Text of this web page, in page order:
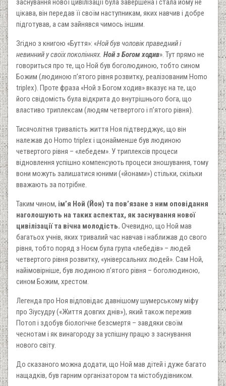
цікава, він передав її своїм наступникам, яких навчив і добре
підготував, а сам зайнявся чимось іншим.
Згідно з книгою «Буття»: «Ной був чоловік праведний і
невинний у своїх поколіннях. Ной з Богом ходив». Тут прямо не
говориться про те, що Ной був боголюдиною, тобто сином
Божим (людиною п’ятого рівня розвитку, реалізованим Homo
triplex). Проте фраза «Ной з Богом ходив» вказує на те, що
його свідомість була відкрита до внутрішнього бога, що
властиво триплексам (людям четвертого і п’ятого рівня).
Тисячолітня тривалість життя Ноя підтверджує, що він
належав до Homo triplex і щонайменше був людиною
четвертого рівня – «лебедем». У триплексів процеси
відновлення успішно компенсують процеси зношування, тому
вони можуть залишатися юними («йонами») стільки, скільки
вважають за потрібне.
Таким чином, ім’я Ной (Йон) та пов’язане з ним оповідання
наголошують на таких аспектах, як заснування нової
цивілізації та вічна молодість. Очевидно, що Ной мав
багатьох учнів, яких тривалий час навчав і наближав до свого
рівня, тобто поряд з Ноєм була група «лебедів» – людей
четвертого рівня розвитку, «універсальних людей». Сам Ной,
найімовірніше, був людиною п’ятого рівня – боголюдиною,
сином Божим, хрестом.
Легенда про Ноя відповідає давнішому шумерському міфу
про Зіусудру («Життя довгих днів»), який також пережив
Потоп і здобув біологічне безсмертя – завдяки своїм
чеснотам і як винагороду за успішну працю з заснування
нового світу.
До сказаного можна додати, що Ной мав дітей і дуже багато
нащадків, був гарним організатором та містобудівником.